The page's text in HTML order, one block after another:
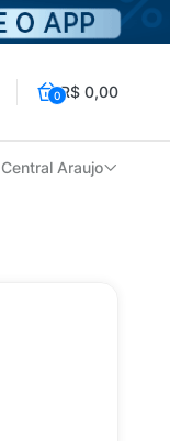
0R$ 0,00
Central Araujo